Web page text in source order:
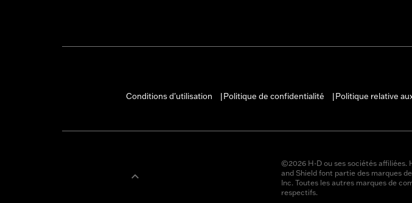
Conditions d'utilisation
Politique de confidentialité Politique relative
©2026 H-D ou ses sociétés affiliées.
and Shield font partie des marques
Inc. Toutes les autres marques de
respectifs.